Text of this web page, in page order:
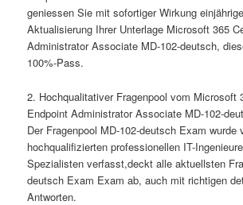
geniessen Sie mit sofortiger Wirkung
Aktualisierung Ihrer Unterlage Microsoft 365
Administrator Associate MD-102-deutsch,
100%-Pass.
2. Hochqualitativer Fragenpool vom Microsoft
Endpoint Administrator Associate MD-102-
Der Fragenpool MD-102-deutsch Exam wurde
hochqualifizierten professionellen IT-
Spezialisten verfasst,deckt alle aktuellsten
deutsch Exam Exam ab, auch mit richtigen
Antworten.